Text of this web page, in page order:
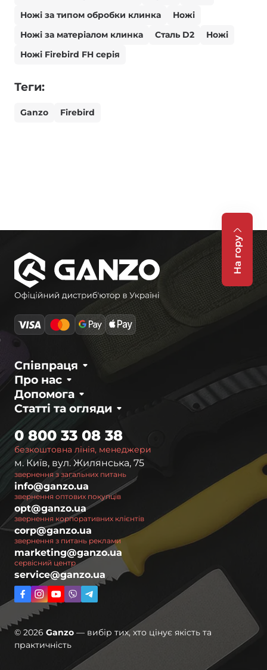
Ножі за типом обробки клинка
Ножі
Ножі за матеріалом клинка
Сталь D2
Ножі
Ножі Firebird FH серія
Теги:
Ganzo Firebird
На гору
Про нас
Співпраця
Статті та огляди
Допомога
безкоштовна лінія, менеджери
0 800 33 08 38
м. Київ, вул. Жилянська, 75
звернення з загальних питань
info@ganzo.ua
звернення оптових покупців
opt@ganzo.ua
звернення корпоративних клієнтів
corp@ganzo.ua
звернення з питань реклами
marketing@ganzo.ua
сервісний центр
service@ganzo.ua
© 2026 Ganzo — вибір тих, хто цінує якість та
практичність